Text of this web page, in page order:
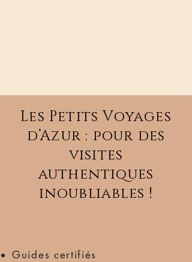
Les Petits Voyages
d’Azur : pour des
visites
authentiques
inoubliables !
Guides certifiés